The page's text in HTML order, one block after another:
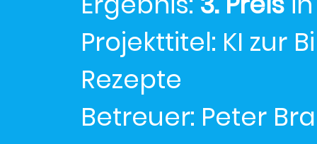
Projekttitel: KI zur
Rezepte
Betreuer: Peter